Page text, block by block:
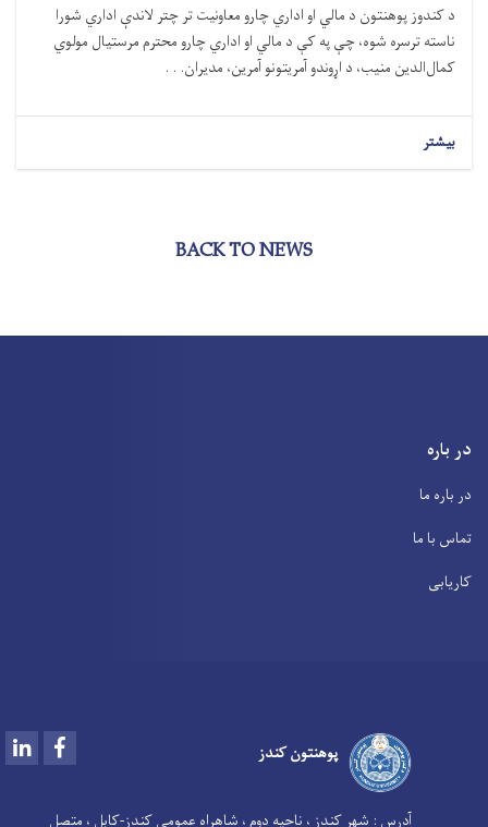
د کندوز پوهنتون د مالي او اداري چارو معاونیت تر چتر لاندې اداري شورا
ناسته ترسره شوه، چې په کې د مالي او اداري چارو محترم مرستیال مولوي
کمال‌الدین منیب، د اړوندو آمریتونو آمرین، مدیران. . .
بیشتر
BACK TO NEWS
در باره
در باره ما
تماس با ما
کاریابی
پوهنتون کندز LinkedIn
آدرس : شهر کندز ، ناحیه دوم ، شاهراه عمومی کندز-کابل ، متصل